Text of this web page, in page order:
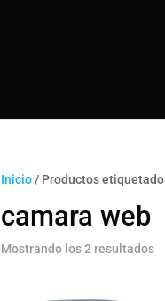
Inicio/ Productos
camara web
Mostrando los 2 resultados